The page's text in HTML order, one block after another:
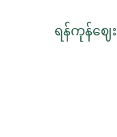
ရန်ကုန်ဈေး